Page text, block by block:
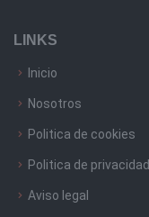
LINKS
Inicio
Nosotros
Politica de cookies
Politica de privacidad
Aviso legal